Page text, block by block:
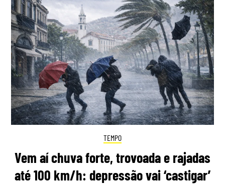
TEMPO
Vem aí chuva forte, trovoada e rajadas
até 100 km/h: depressão vai ‘castigar’